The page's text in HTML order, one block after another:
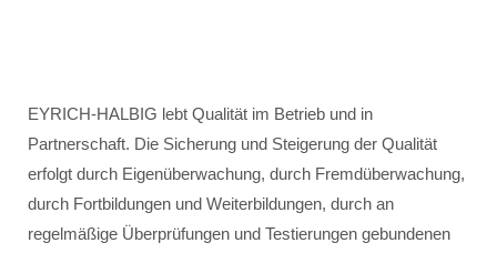
EYRICH-HALBIG lebt Qualität im Betrieb und in
Partnerschaft. Die Sicherung und Steigerung der Qualität
erfolgt durch Eigenüberwachung, durch Fremdüberwachung,
durch Fortbildungen und Weiterbildungen, durch an
regelmäßige Überprüfungen und Testierungen gebundenen